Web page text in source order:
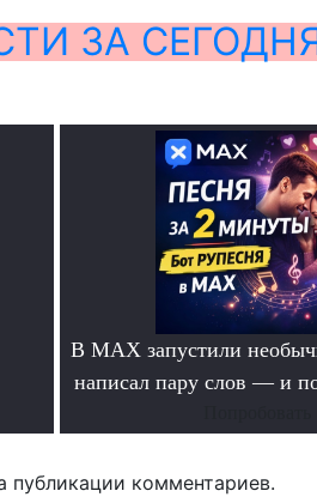
ЗА
В MAX запустили
написал пару слов — и
комментариев.